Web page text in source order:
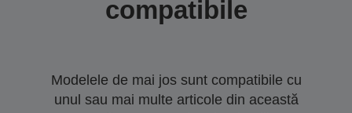
compatibile
Modelele de mai jos sunt compatibile cu
unul sau mai multe articole din această